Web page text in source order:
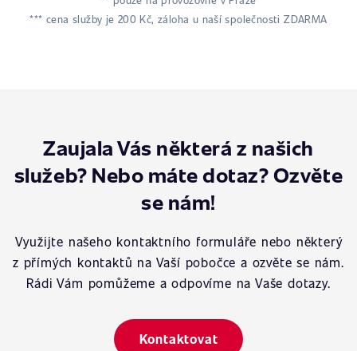
*** cena služby je 200 Kč, záloha u naší společnosti ZDARMA
Zaujala Vás některá z našich
služeb? Nebo máte dotaz? Ozvěte
se nám!
Využijte našeho kontaktního formuláře nebo některý
z přímých kontaktů na Vaší pobočce a ozvěte se nám.
Rádi Vám pomůžeme a odpovíme na Vaše dotazy.
Kontaktovat